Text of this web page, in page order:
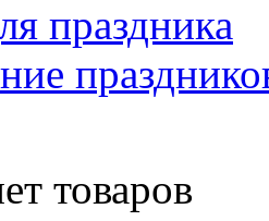
праздника
товаров